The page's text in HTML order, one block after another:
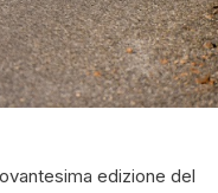
edizione del